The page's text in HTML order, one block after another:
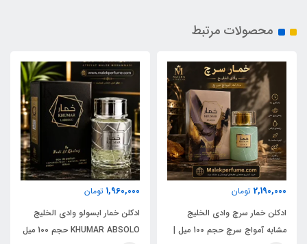
محصولات مرتبط
2,190,000 تومان
ادکلن خمار سرچ وادی الخلیج
مشابه آمواج سرچ حجم 100 میل |
1,960,000 تومان
ادکلن خمار ابسولو وادی الخلیج
KHUMAR ABSOLO حجم 100 میل